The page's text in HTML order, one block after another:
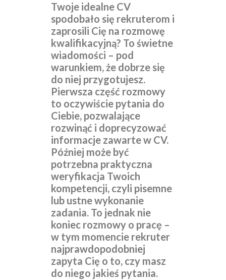
Twoje idealne CV
spodobało się rekruterom i
zaprosili Cię na rozmowę
kwalifikacyjną? To świetne
wiadomości – pod
warunkiem, że dobrze się
do niej przygotujesz.
Pierwsza część rozmowy
to oczywiście pytania do
Ciebie, pozwalające
rozwinąć i doprecyzować
informacje zawarte w CV.
Później może być
potrzebna praktyczna
weryfikacja Twoich
kompetencji, czyli pisemne
lub ustne wykonanie
zadania. To jednak nie
koniec rozmowy o pracę –
w tym momencie rekruter
najprawdopodobniej
zapyta Cię o to, czy masz
do niego jakieś pytania.